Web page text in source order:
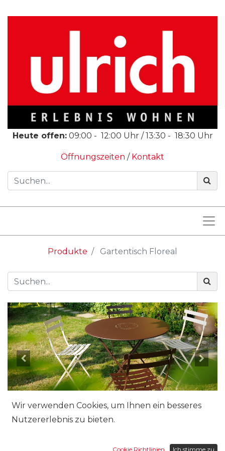
Heute offen: 09:00 - 12:00 Uhr /13:30 - 18:30 Uhr
Öffnungszeiten / Kontakt
Produkte Gartentisch Floreal
Wir verwenden Cookies, um Ihnen ein besseres
Nutzererlebnis zu bieten.
Cookie Richtlinien Ich stimme zu